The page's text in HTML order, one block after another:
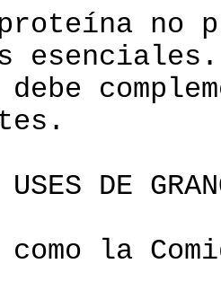
no
esenciales.
USES DE
la